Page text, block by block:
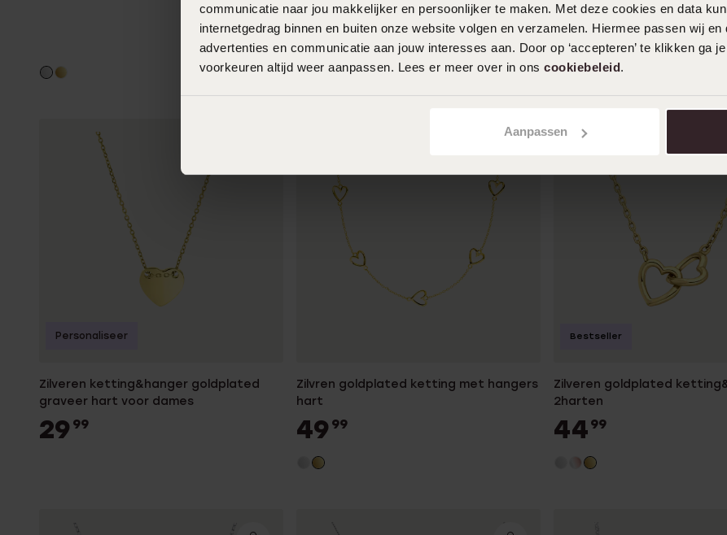
communicatie naar jou makkelijker en persoonlijker te maken. Met deze cookies en data
internetgedrag binnen en buiten onze website volgen en verzamelen. Hiermee passen wij en
advertenties en communicatie aan jouw interesses aan. Door op ‘accepteren’ te klikken ga
voorkeuren altijd weer aanpassen. Lees er meer over in ons cookiebeleid.
Aanpassen
Venetiaanse schakel
6999
dames
29 99
Zilveren ketting&hanger goldplated
graveer hart voor dames
29 99
Personaliseer
Zilvren goldplated ketting met hangers
hart
49 99
Zilveren goldplated
2harten
44 99
Bestseller